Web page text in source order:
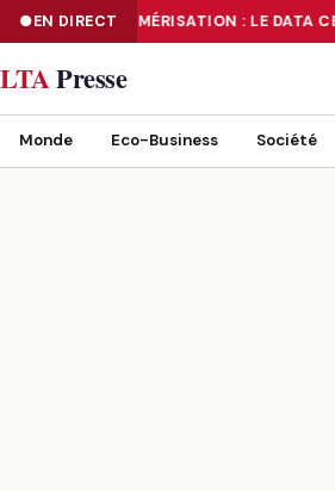
EN DIRECTNUMÉRISATION : LE DATA
NUMÉRISATION : LE DATA CENTER «TIER
LTAPresse
Monde Eco-Business Société